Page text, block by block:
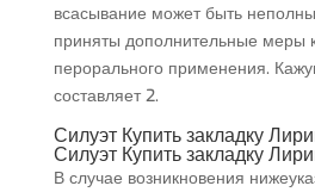
всасывание может быть
приняты дополнительные меры
перорального применения.
составляет 2.
Силуэт Купить закладку
Силуэт Купить закладку
В случае возникновения